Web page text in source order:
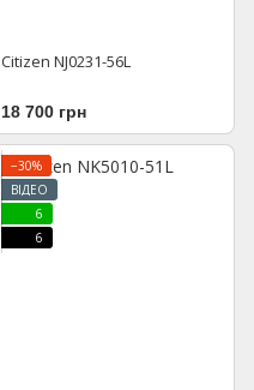
Citizen NJ0231-56L
18 700 грн
−30%
ВІДЕО
6
6